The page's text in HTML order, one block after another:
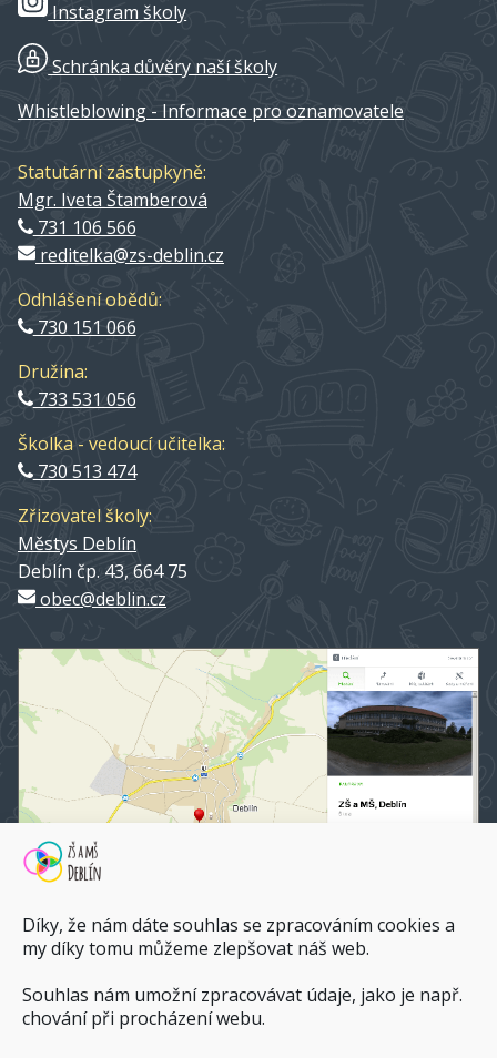
Díky, že nám dáte souhlas se zpracováním cookies a
my díky tomu můžeme zlepšovat náš web.
Souhlas nám umožní zpracovávat údaje, jako je např.
chování při procházení webu.
Instagram školy
Schránka důvěry naší školy
Whistleblowing - Informace pro oznamovatele
Statutární zástupkyně:
Mgr. Iveta Štamberová
731 106 566
reditelka@zs-deblin.cz
Odhlášení obědů:
730 151 066
Družina:
733 531 056
Školka - vedoucí učitelka:
730 513 474
Zřizovatel školy:
Městys Deblín
Deblín čp. 43, 664 75
obec@deblin.cz
ZŠ a MŠ Deblín na mapy.cz